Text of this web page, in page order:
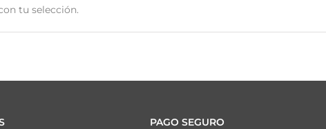
tu selección.
PAGO SEGURO